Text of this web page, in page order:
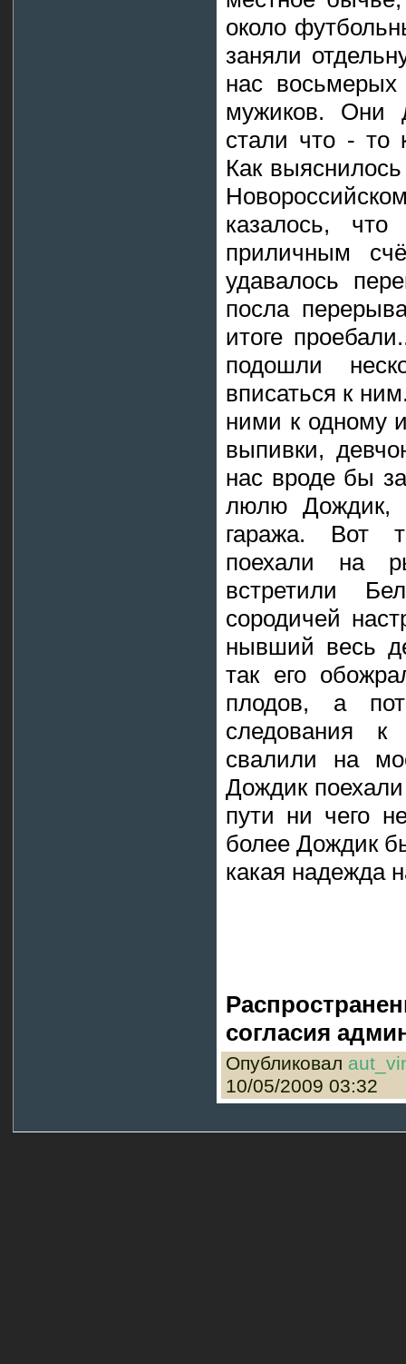
около
заняли
нас
мужиков. Они
стали что - то
Как
казалось, что
приличным
удавалось
посла
итоге
подошли
вписаться к
ними к одному
выпивки,
нас вроде бы
люлю Дождик,
гаража. Вот
поехали на
встретили
сородичей
нывший весь
так его
плодов, а
следования
свалили на
Дождик
пути ни чего
более Дождик
какая надежда
согласия
Опубликовал
10/05/2009 03:32